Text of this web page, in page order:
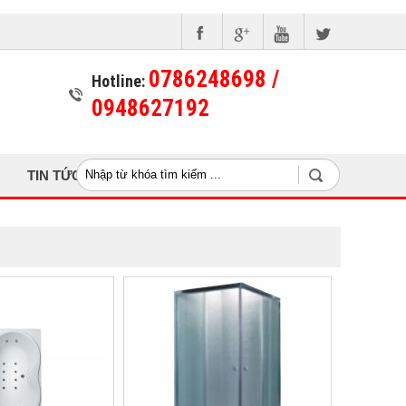
Hotline: 0786248698 /
0948627192
TIN TỨC LIÊN HỆ